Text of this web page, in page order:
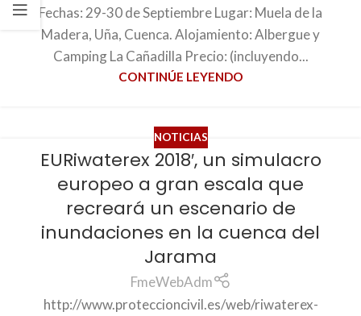
Fechas: 29-30 de Septiembre Lugar: Muela de la
Madera, Uña, Cuenca. Alojamiento: Albergue y
Camping La Cañadilla Precio: (incluyendo...
CONTINÚE LEYENDO
NOTICIAS
EURiwaterex 2018′, un simulacro
europeo a gran escala que
recreará un escenario de
inundaciones en la cuenca del
Jarama
FmeWebAdm
http://www.proteccioncivil.es/web/riwaterex-